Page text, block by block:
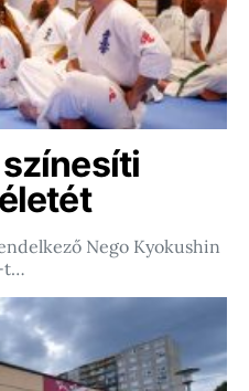
színesíti
Nego Kyokushin
t…